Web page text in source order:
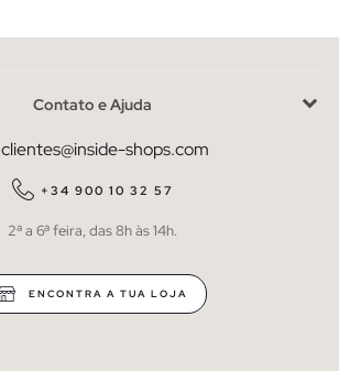
Contato e Ajuda
clientes@inside-shops.com
+34 900 10 32 57
2ª a 6ª feira, das 8h às 14h.
ENCONTRA A TUA LOJA